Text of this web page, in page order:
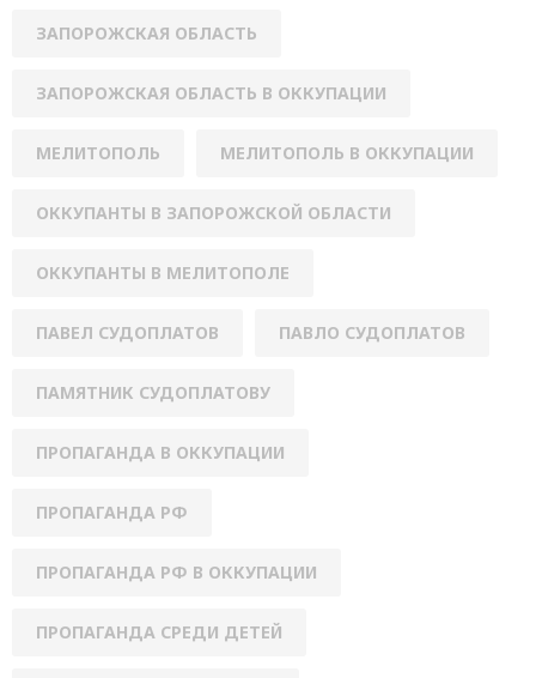
ЗАПОРОЖСКАЯ ОБЛАСТЬ
ЗАПОРОЖСКАЯ ОБЛАСТЬ В ОККУПАЦИИ
МЕЛИТОПОЛЬ МЕЛИТОПОЛЬ В ОККУПАЦИИ
ОККУПАНТЫ В ЗАПОРОЖСКОЙ ОБЛАСТИ
ОККУПАНТЫ В МЕЛИТОПОЛЕ
ПАВЕЛ СУДОПЛАТОВ ПАВЛО СУДОПЛАТОВ
ПАМЯТНИК СУДОПЛАТОВУ
ПРОПАГАНДА В ОККУПАЦИИ
ПРОПАГАНДА РФ
ПРОПАГАНДА РФ В ОККУПАЦИИ
ПРОПАГАНДА СРЕДИ ДЕТЕЙ